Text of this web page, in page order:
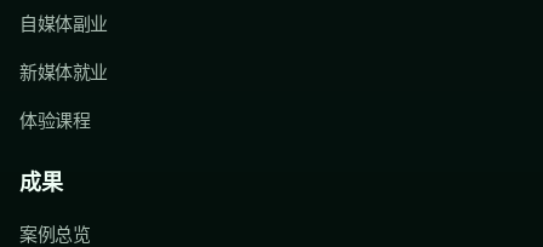
自媒体副业
新媒体就业
体验课程
成果
案例总览